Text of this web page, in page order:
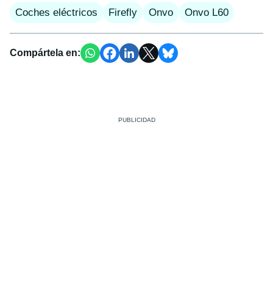
Coches eléctricos Firefly Onvo Onvo L60
Compártela en: